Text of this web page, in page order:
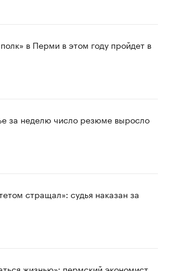
в Перми в этом году пройдет в
за неделю число резюме выросло
стращал»: судья наказан за